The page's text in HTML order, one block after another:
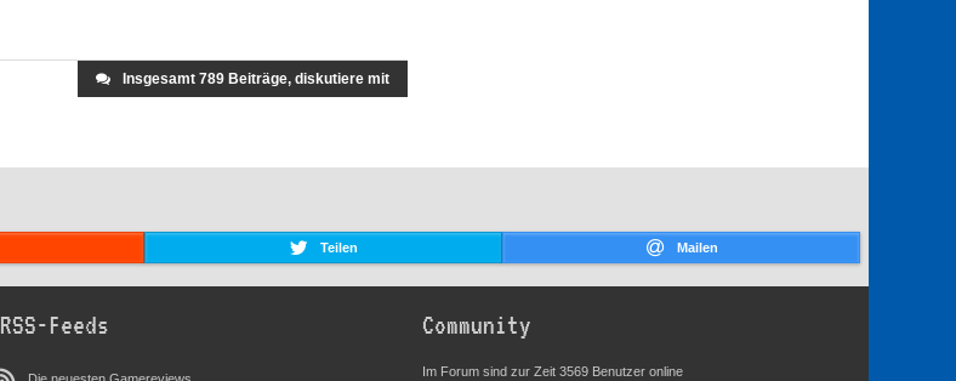
Insgesamt 789 Beiträge, diskutiere mit
Teilen Mailen
RSS-Feeds Community
Im Forum sind zur Zeit 3569 Benutzer online